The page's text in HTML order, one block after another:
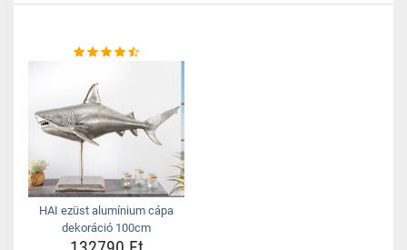
HAI ezüst alumínium cápa
dekoráció 100cm